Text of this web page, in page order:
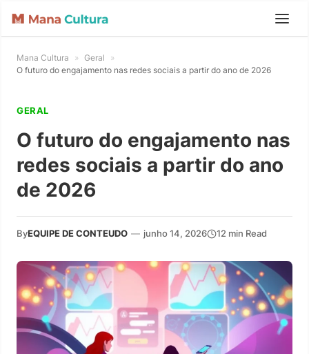
Mana Cultura » Geral
»
O futuro do engajamento nas redes sociais a partir do ano de 2026
GERAL
O futuro do engajamento nas
redes sociais a partir do ano
de 2026
ByEQUIPE DE CONTEUDO — junho 14, 2026 12 min Read